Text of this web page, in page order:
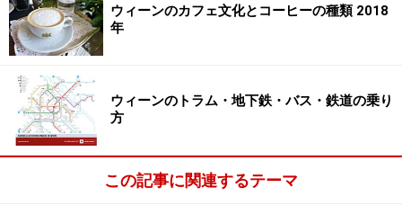
はされるパートナーがいた方が、より舞踏会の醍醐味を
味わえることでしょう。また旅行社などによっては、パ
ートナーを有料で手配してくれる場合もあるようです。
舞踏会のチケット入手方法
まずは、自分の旅行日程や嗜好に合った舞踏会を見つけ
て、チケットを申し込みます（記事後半に主な舞踏会の
ウィーンのカフェ文化とコーヒーの種類 2018
年
ウィーンのトラム・地下鉄・バス・鉄道の乗り
方
この記事に関連するテーマ